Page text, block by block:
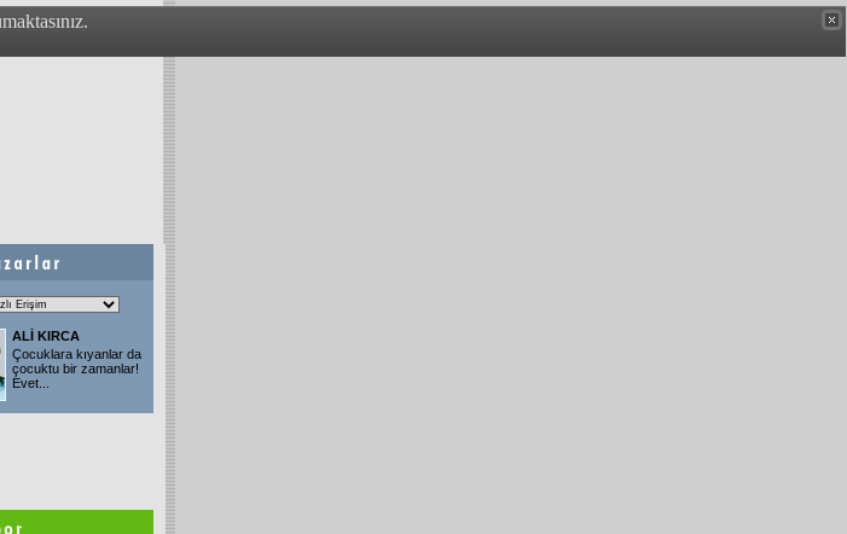
ALİ KIRCA
Çocuklara kıyanlar da
çocuktu bir zamanlar!
Evet...